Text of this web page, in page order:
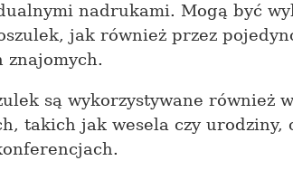
nadrukami. Mogą być
jak również przez
znajomych.
są wykorzystywane również
takich jak wesela czy